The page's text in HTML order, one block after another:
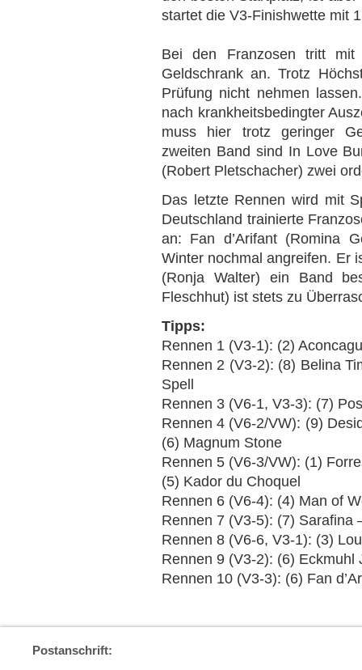
startet die V3-Finishwette mit
Bei den Franzosen tritt
Geldschrank an. Trotz
Prüfung nicht nehmen
nach krankheitsbedingter
muss hier trotz geringer
zweiten Band sind In Love
(Robert Pletschacher) zwei
Das letzte Rennen wird mit
Deutschland trainierte
an: Fan d’Arifant (Romina
Winter nochmal angreifen. Er
(Ronja Walter) ein Band
Fleschhut) ist stets zu
Tipps:
Rennen 1 (V3-1): (2)
Rennen 2 (V3-2): (8) Belina
Spell
Rennen 3 (V6-1, V3-3): (7)
Rennen 4 (V6-2/VW): (9)
(6) Magnum Stone
Rennen 5 (V6-3/VW): (1)
(5) Kador du Choquel
Rennen 6 (V6-4): (4) Man of
Rennen 7 (V3-5): (7) Sarafina
Rennen 8 (V6-6, V3-1): (3)
Rennen 9 (V3-2): (6)
Rennen 10 (V3-3): (6) Fan
Postanschrift: